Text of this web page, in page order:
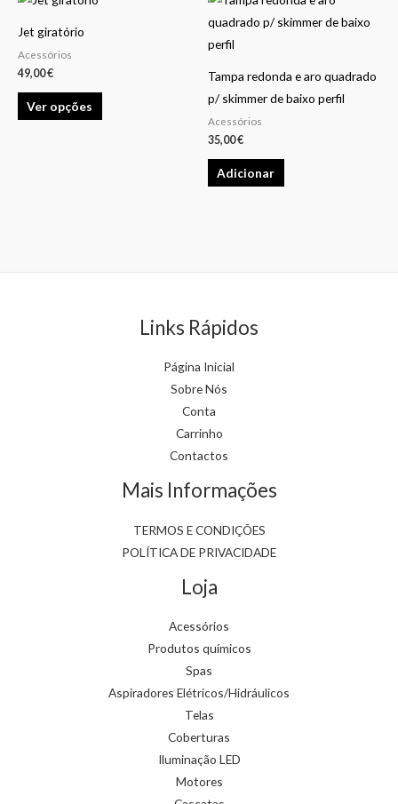
Jet giratório
Acessórios
49,00€
Ver opções
Tampa redonda e aro quadrado
p/ skimmer de baixo perfil
Acessórios
35,00€
Adicionar
Links Rápidos
Página Inicial
Sobre Nós
Conta
Carrinho
Contactos
Mais Informações
TERMOS E CONDIÇÕES
POLÍTICA DE PRIVACIDADE
Loja
Acessórios
Produtos químicos
Spas
Aspiradores Elétricos/Hidráulicos
Telas
Coberturas
Iluminação LED
Motores